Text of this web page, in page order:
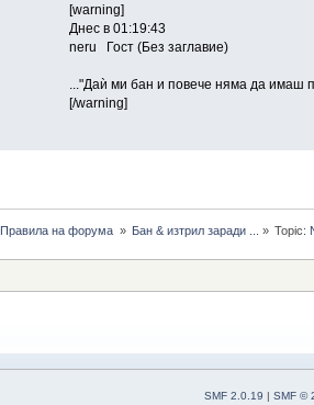
[warning]
Днес в 01:19:43
neru Гост (Без заглавие)
..."Даѝ ми бан и повече няма да имаш
[/warning]
Правила на форума » Бан & изтрил заради ... » Topic:
SMF 2.0.19 | SMF ©